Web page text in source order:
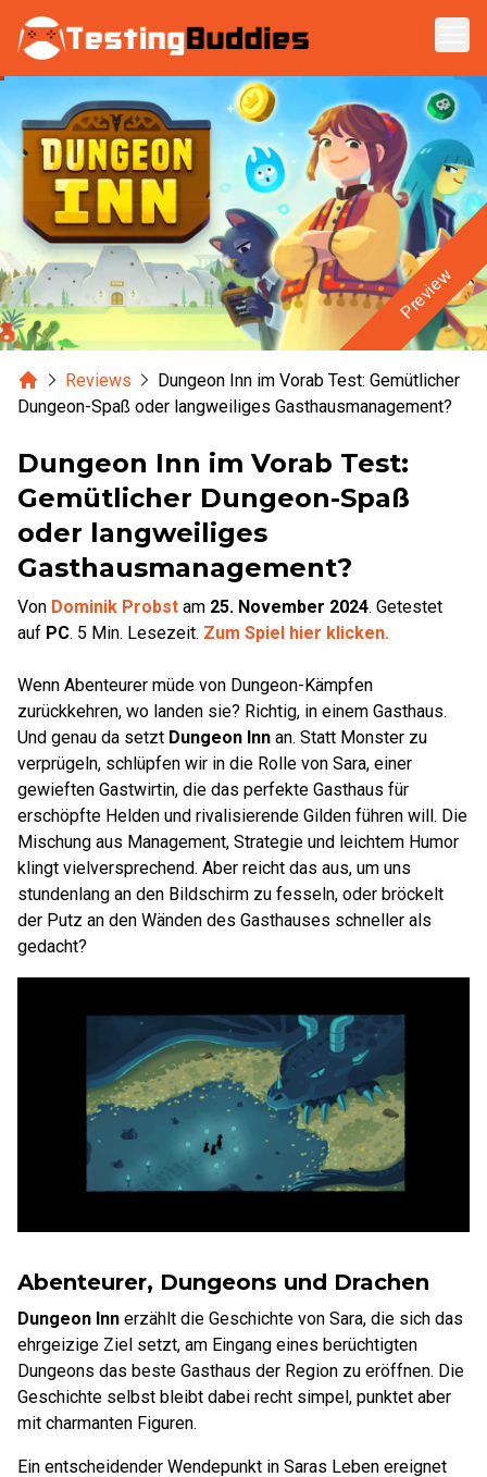
Zum Hauptinhalt springen
Preview
HomeReviews
Dungeon Inn im Vorab Test: Gemütlicher
Dungeon-Spaß oder langweiliges Gasthausmanagement?
Dungeon Inn im Vorab Test:
Gemütlicher Dungeon-Spaß
oder langweiliges
Gasthausmanagement?
Von Dominik Probst am 25. November 2024. Getestet
auf PC. 5 Min. Lesezeit. Zum Spiel hier klicken.
Wenn Abenteurer müde von Dungeon-Kämpfen
zurückkehren, wo landen sie? Richtig, in einem Gasthaus.
Und genau da setzt Dungeon Inn an. Statt Monster zu
verprügeln, schlüpfen wir in die Rolle von Sara, einer
gewieften Gastwirtin, die das perfekte Gasthaus für
erschöpfte Helden und rivalisierende Gilden führen will. Die
Mischung aus Management, Strategie und leichtem Humor
klingt vielversprechend. Aber reicht das aus, um uns
stundenlang an den Bildschirm zu fesseln, oder bröckelt
der Putz an den Wänden des Gasthauses schneller als
gedacht?
Abenteurer, Dungeons und Drachen
Dungeon Inn erzählt die Geschichte von Sara, die sich das
ehrgeizige Ziel setzt, am Eingang eines berüchtigten
Dungeons das beste Gasthaus der Region zu eröffnen. Die
Geschichte selbst bleibt dabei recht simpel, punktet aber
mit charmanten Figuren.
Ein entscheidender Wendepunkt in Saras Leben ereignet